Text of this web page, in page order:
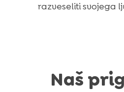
razveseliti svojega
Naš